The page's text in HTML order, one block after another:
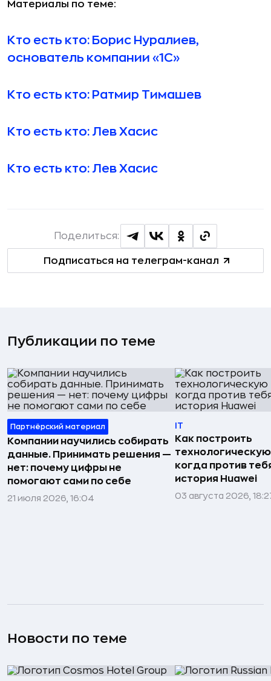
Материалы по теме:
Кто есть кто: Борис Нуралиев,
основатель компании «1C»
Кто есть кто: Ратмир Тимашев
Кто есть кто: Лев Хасис
Кто есть кто: Лев Хасис
Подписаться на телеграм-канал
Поделиться:
Публикации по теме
Партнёрский материал
Компании научились собирать
данные. Принимать решения —
нет: почему цифры не
помогают сами по себе
21 июля 2026, 16:04
IT
Как построить
когда против
история Huawei
03 августа 2026,
Новости по теме